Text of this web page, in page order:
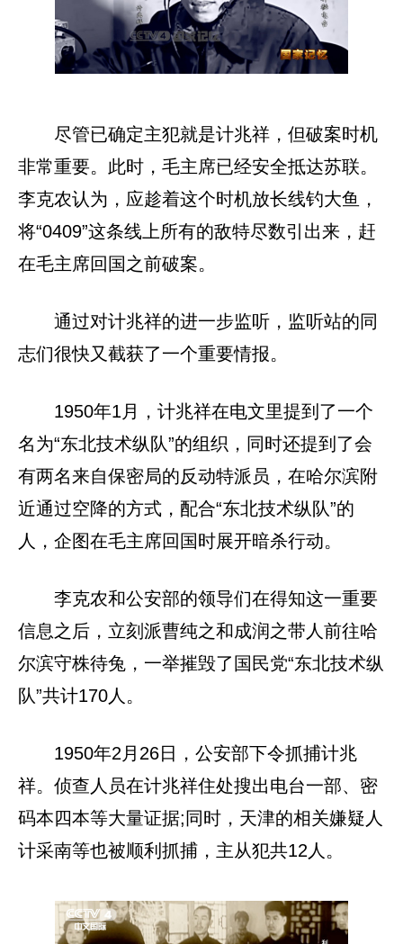
尽管已确定主犯就是计兆祥，但破案时机
非常重要。此时，毛主席已经安全抵达苏联。
李克农认为，应趁着这个时机放长线钓大鱼，
将“0409”这条线上所有的敌特尽数引出来，赶
在毛主席回国之前破案。
通过对计兆祥的进一步监听，监听站的同
志们很快又截获了一个重要情报。
1950年1月，计兆祥在电文里提到了一个
名为“东北技术纵队”的组织，同时还提到了会
有两名来自保密局的反动特派员，在哈尔滨附
近通过空降的方式，配合“东北技术纵队”的
人，企图在毛主席回国时展开暗杀行动。
李克农和公安部的领导们在得知这一重要
信息之后，立刻派曹纯之和成润之带人前往哈
尔滨守株待兔，一举摧毁了国民党“东北技术纵
队”共计170人。
1950年2月26日，公安部下令抓捕计兆
祥。侦查人员在计兆祥住处搜出电台一部、密
码本四本等大量证据;同时，天津的相关嫌疑人
计采南等也被顺利抓捕，主从犯共12人。